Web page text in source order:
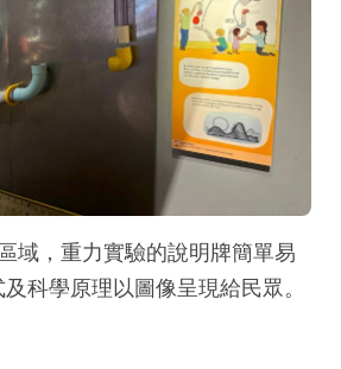
域，重力實驗的說明牌簡單易
科學原理以圖像呈現給民眾。